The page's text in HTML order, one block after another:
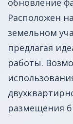
обновление
Расположен
земельном
предлагая
работы.
размещения